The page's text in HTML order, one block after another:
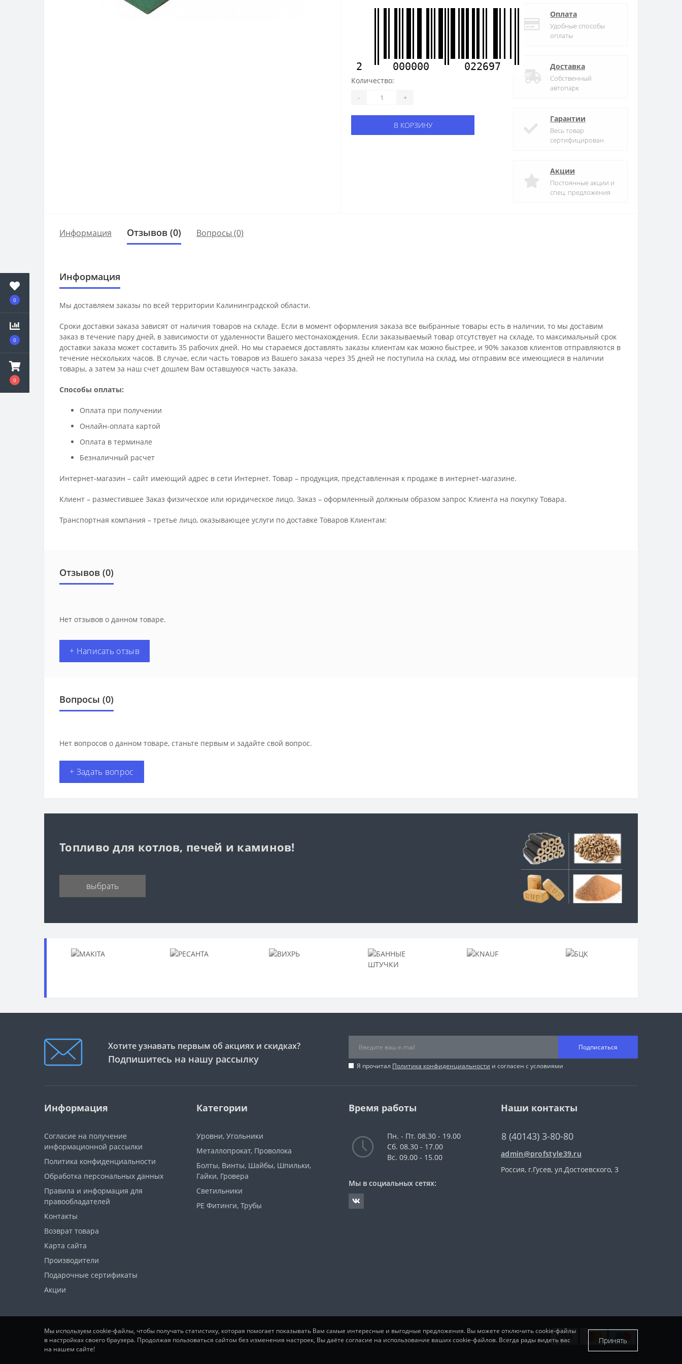
0
0
0
2 000000 022697
Количество:
- +
В КОРЗИНУ
Оплата
Удобные способы
оплаты
Доставка
Собственный
автопарк
Гарантии
Весь товар
сертифицирован
Акции
Постоянные акции и
спец. предложения
Информация Отзывов (0) Вопросы (0)
Информация
Мы доставляем заказы по всей территории Калининградской области.
Сроки доставки заказа зависят от наличия товаров на складе. Если в момент оформления заказа все выбранные товары есть в наличии, то мы доставим
заказ в течение пару дней, в зависимости от удаленности Вашего местонахождения. Если заказываемый товар отсутствует на складе, то максимальный срок
доставки заказа может составить 35 рабочих дней. Но мы стараемся доставлять заказы клиентам как можно быстрее, и 90% заказов клиентов отправляются в
течение нескольких часов. В случае, если часть товаров из Вашего заказа через 35 дней не поступила на склад, мы отправим все имеющиеся в наличии
товары, а затем за наш счет дошлем Вам оставшуюся часть заказа.
Способы оплаты:
Оплата при получении
Онлайн-оплата картой
Оплата в терминале
Безналичный расчет
Интернет-магазин – сайт имеющий адрес в сети Интернет. Товар – продукция, представленная к продаже в интернет-магазине.
Клиент – разместившее Заказ физическое или юридическое лицо. Заказ – оформленный должным образом запрос Клиента на покупку Товара.
Транспортная компания – третье лицо, оказывающее услуги по доставке Товаров Клиентам:
Отзывов (0)
Нет отзывов о данном товаре.
+ Написать отзыв
Вопросы (0)
Нет вопросов о данном товаре, станьте первым и задайте свой вопрос.
+ Задать вопрос
Топливо для котлов, печей и каминов!
выбрать
Хотите узнавать первым об акциях и скидках?
Подпишитесь на нашу рассылку
Подписаться
Я прочитал Политика конфиденциальности и согласен с условиями
Информация
Согласие на получение
информационной рассылки
Политика конфиденциальности
Обработка персональных данных
Правила и информация для
правообладателей
Контакты
Возврат товара
Карта сайта
Производители
Подарочные сертификаты
Акции
Категории
Уровни, Угольники
Металлопрокат, Проволока
Болты, Винты, Шайбы, Шпильки,
Гайки, Гровера
Светильники
PE Фитинги, Трубы
Время работы
Пн. - Пт. 08.30 - 19.00
Сб. 08.30 - 17.00
Вс. 09.00 - 15.00
Мы в социальных сетях:
Наши контакты
8 (40143) 3-80-80
admin@profstyle39.ru
Россия, г.Гусев, ул.Достоевского, 3
ООО "ПрофСтайл" © 2026
Мы используем cookie-файлы, чтобы получать статистику, которая помогает показывать Вам самые интересные и выгодные предложения. Вы можете отключить cookie-файлы
в настройках своего браузера. Продолжая пользоваться сайтом без изменения настроек, Вы даёте согласие на использование ваших cookie-файлов. Всегда рады видеть вас
на нашем сайте!
Принять